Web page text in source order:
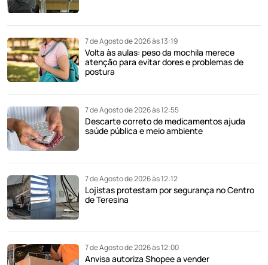
7 de Agosto de 2026 às 13:19
Volta às aulas: peso da mochila merece
atenção para evitar dores e problemas de
postura
7 de Agosto de 2026 às 12:55
Descarte correto de medicamentos ajuda
saúde pública e meio ambiente
7 de Agosto de 2026 às 12:12
Lojistas protestam por segurança no Centro
de Teresina
7 de Agosto de 2026 às 12:00
Anvisa autoriza Shopee a vender